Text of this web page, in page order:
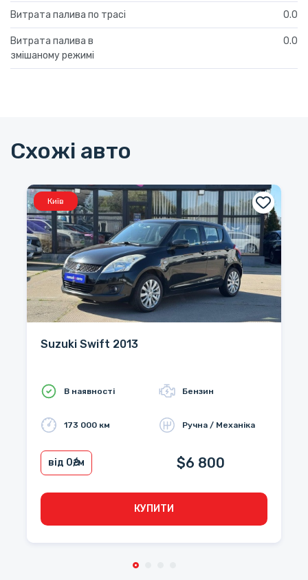
Витрата палива по трасі 0.0
Витрата палива в
змішаному режимі
0.0
Схожі авто
Київ
Suzuki Swift 2013
В наявності Бензин
173 000 км Ручна / Механіка
від 0₴/м $6 800
КУПИТИ